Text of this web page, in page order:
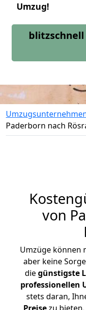
Umzug!
Paderborn nach
von
Umzüge können
aber keine
diegünstigste
professionellen
stets daran,